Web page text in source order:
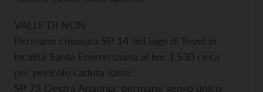
VALLE DI NON
Permane chiusura SP 14 del lago di Tovel in
località Santa Emerenziana al km 1,530 circa
per pericolo caduta sassi.
SP 73 Destra Anaunia: permane senso unico